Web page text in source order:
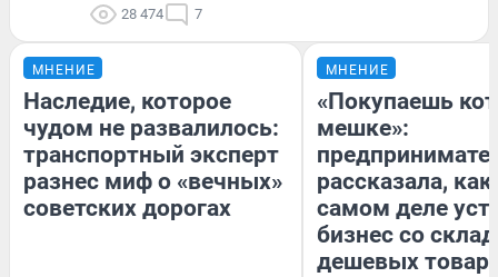
28 474 7
МНЕНИЕ
Наследие, которое
чудом не развалилось:
транспортный эксперт
разнес миф о «вечных»
советских дорогах
МНЕНИЕ
«Покупаешь
мешке»:
рассказала, как
самом деле
бизнес со
дешевых